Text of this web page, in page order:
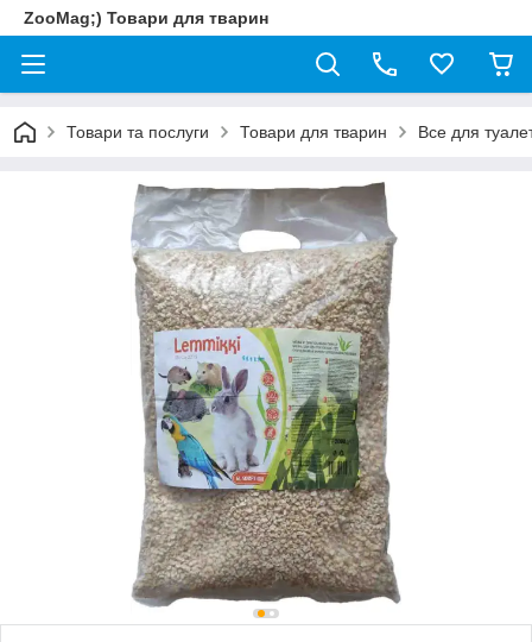
ZooMag;) Товари для тварин
Товари та послуги Товари для тварин Все для